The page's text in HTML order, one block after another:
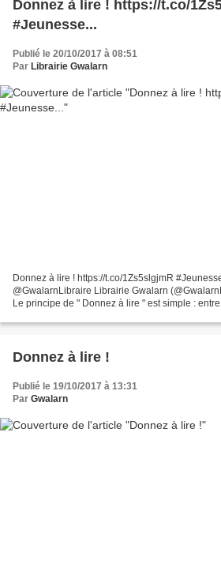
Donnez à lire ! https://t.co/
#Jeunesse...
Publié le 20/10/2017 à 08:51
Par Librairie Gwalarn
Donnez à lire ! https://t.co/1Zs5slgjmR
@GwalarnLibraire Librairie Gwalarn
Le principe de " Donnez à lire " est simple :
Donnez à lire !
Publié le 19/10/2017 à 13:31
Par Gwalarn